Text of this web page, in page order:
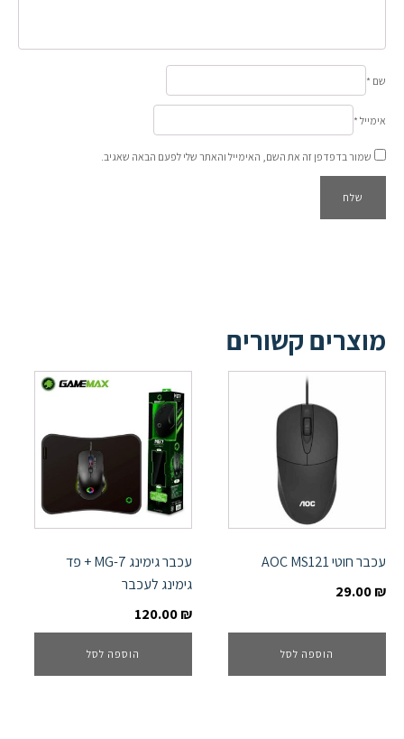
שם *
אימייל *
שמור בדפדפן זה את השם, האימייל והאתר שלי לפעם הבאה שאגיב.
מוצרים קשורים
עכבר חוטי AOC MS121
29.00₪
הוספה לסל
עכבר גימינג MG-7 + פד
גימינג לעכבר
120.00₪
הוספה לסל